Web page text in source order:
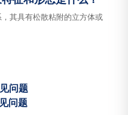
其具有松散粘附的立方体或
问题
问题